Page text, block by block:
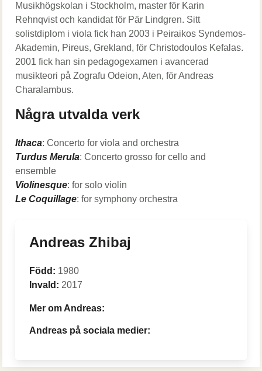
Musikhögskolan i Stockholm, master för Karin
Rehnqvist och kandidat för Pär Lindgren. Sitt
solistdiplom i viola fick han 2003 i Peiraikos Syndemos-
Akademin, Pireus, Grekland, för Christodoulos Kefalas.
2001 fick han sin pedagogexamen i avancerad
musikteori på Zografu Odeion, Aten, för Andreas
Charalambus.
Några utvalda verk
Ithaca: Concerto for viola and orchestra
Turdus Merula: Concerto grosso for cello and
ensemble
Violinesque: for solo violin
Le Coquillage: for symphony orchestra
Andreas Zhibaj
Född: 1980
Invald: 2017
Mer om Andreas:
Andreas på sociala medier: